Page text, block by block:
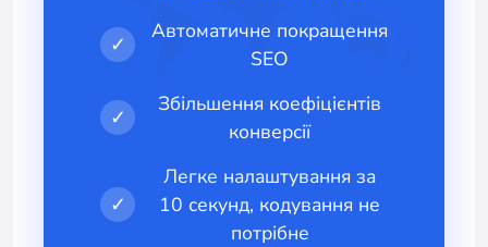
✓
Автоматичне покращення
SEO
✓
Збільшення коефіцієнтів
конверсії
✓
Легке налаштування за
10 секунд, кодування не
потрібне